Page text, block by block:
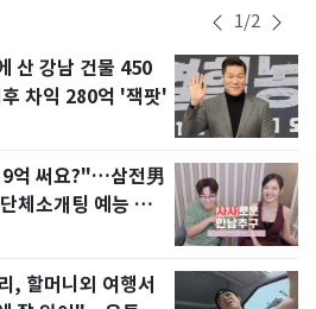
1/2
산 강남 건물 450
차익 280억 '잭팟'
억 써요?"…삼전男
체소개팅 예능 화
, 할머니외 여행서